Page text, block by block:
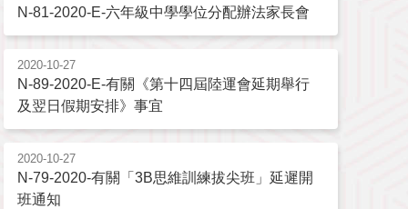
N-81-2020-E-六年級中學學位分配辦法家長會
2020-10-27
N-89-2020-E-有關《第十四屆陸運會延期舉行
及翌日假期安排》事宜
2020-10-27
N-79-2020-有關「3B思維訓練拔尖班」延遲開
班通知